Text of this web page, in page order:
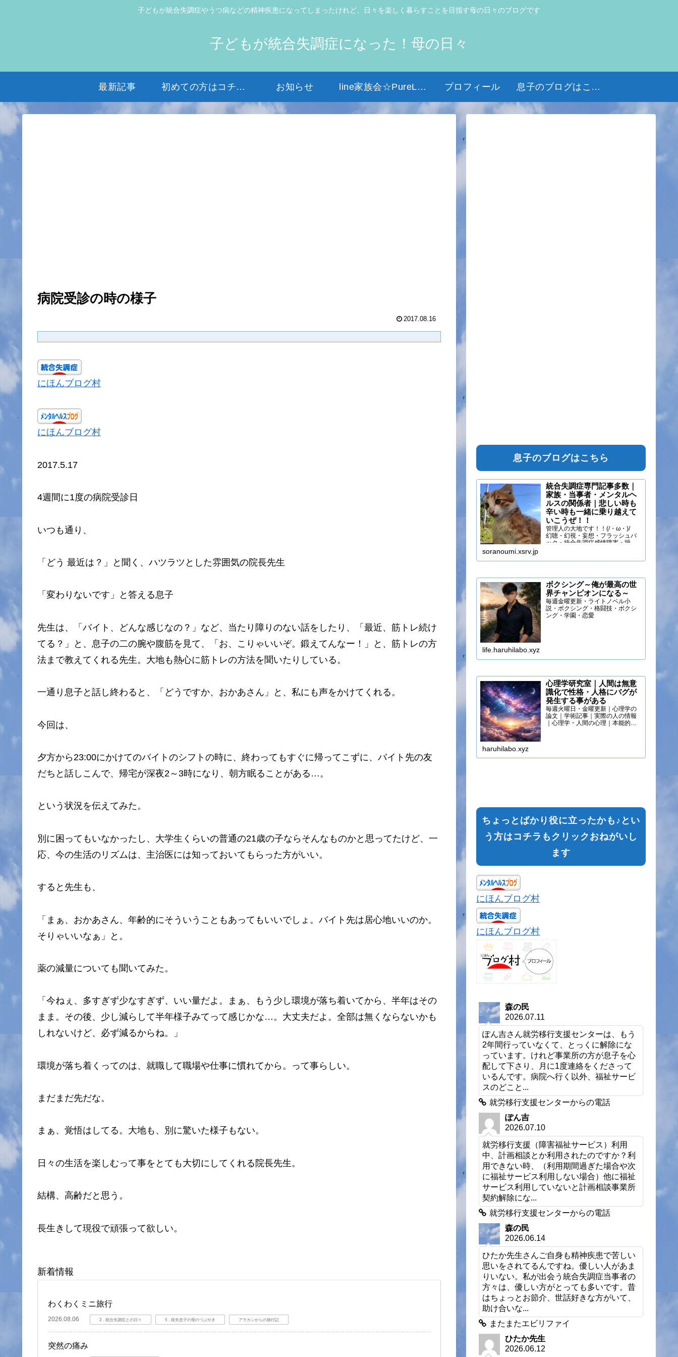
子どもが統合失調症やうつ病などの精神疾患になってしまったけれど、日々を楽しく暮らすことを目指す母の日々のブログです
子どもが統合失調症になった！母の日々
最新記事 初めての方はコチラから お知らせ line家族会☆PureLight☆ プロフィール 息子のブログはこちら
病院受診の時の様子
2017.08.16
にほんブログ村
にほんブログ村
2017.5.17
4週間に1度の病院受診日
いつも通り、
「どう 最近は？」と聞く、ハツラツとした雰囲気の院長先生
「変わりないです」と答える息子
先生は、「バイト、どんな感じなの？」など、当たり障りのない話をしたり、「最近、筋トレ続け
てる？」と、息子の二の腕や腹筋を見て、「お、こりゃいいぞ。鍛えてんなー！」と、筋トレの方
法まで教えてくれる先生。大地も熱心に筋トレの方法を聞いたりしている。
一通り息子と話し終わると、「どうですか、おかあさん」と、私にも声をかけてくれる。
今回は、
夕方から23:00にかけてのバイトのシフトの時に、終わってもすぐに帰ってこずに、バイト先の友
だちと話しこんで、帰宅が深夜2～3時になり、朝方眠ることがある…。
という状況を伝えてみた。
別に困ってもいなかったし、大学生くらいの普通の21歳の子ならそんなものかと思ってたけど、一
応、今の生活のリズムは、主治医には知っておいてもらった方がいい。
すると先生も、
「まぁ、おかあさん、年齢的にそういうこともあってもいいでしょ。バイト先は居心地いいのか。
そりゃいいなぁ」と。
薬の減量についても聞いてみた。
「今ねぇ、多すぎず少なすぎず、いい量だよ。まぁ、もう少し環境が落ち着いてから、半年はその
まま。その後、少し減らして半年様子みてって感じかな…。大丈夫だよ。全部は無くならないかも
しれないけど、必ず減るからね。」
環境が落ち着くってのは、就職して職場や仕事に慣れてから。って事らしい。
まだまだ先だな。
まぁ、覚悟はしてる。大地も、別に驚いた様子もない。
日々の生活を楽しむって事をとても大切にしてくれる院長先生。
結構、高齢だと思う。
長生きして現役で頑張って欲しい。
新着情報
わくわくミニ旅行
2026.08.06 2．統合失調症との日々 5．統失息子の母のつぶやき アラカンからの旅行記
突然の痛み
息子のブログはこちら
統合失調症専門記事多数｜
家族・当事者・メンタルヘ
ルスの関係者｜悲しい時も
辛い時も一緒に乗り越えて
いこうぜ！！
管理人の大地です！！(/・ω・)/
幻聴・幻視・妄想・フラッシュバ
ック・統合失調症感情障害・躁う
soranoumi.xsrv.jp
ボクシング～俺が最高の世
界チャンピオンになる～
毎週金曜更新・ライトノベル小
説・ボクシング・格闘技・ボクシ
ング・学園・恋愛
life.haruhilabo.xyz
心理学研究室｜人間は無意
識化で性格・人格にバグが
発生する事がある
毎週火曜日・金曜更新｜心理学の
論文｜学術記事｜実際の人の情報
｜心理学・人間の心理｜本能的心
haruhilabo.xyz
ちょっとばかり役に立ったかも♪とい
う方はコチラもクリックおねがいし
ます
にほんブログ村
にほんブログ村
森の民
2026.07.11
ぽん吉さん就労移行支援センターは、もう
2年間行っていなくて、とっくに解除にな
っています。けれど事業所の方が息子を心
配して下さり、月に1度連絡をくださって
いるんです。病院へ行く以外、福祉サービ
スのどこと...
就労移行支援センターからの電話
ぽん吉
2026.07.10
就労移行支援（障害福祉サービス）利用
中、計画相談とか利用されたのですか？利
用できない時、（利用期間過ぎた場合や次
に福祉サービス利用しない場合）他に福祉
サービス利用していないと計画相談事業所
契約解除にな...
就労移行支援センターからの電話
森の民
2026.06.14
ひたか先生さんご自身も精神疾患で苦しい
思いをされてるんですね。優しい人があま
りいない。私が出会う統合失調症当事者の
方々は、優しい方がとっても多いです。昔
はちょっとお節介、世話好きな方がいて、
助け合いな...
またまたエビリファイ
ひたか先生
2026.06.12